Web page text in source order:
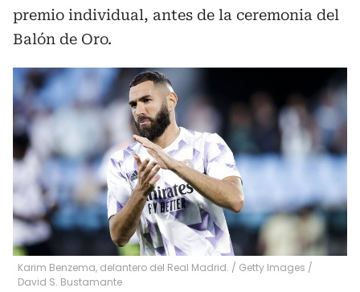
premio individual, antes de la ceremonia del
Balón de Oro.
Karim Benzema, delantero del Real Madrid. / Getty Images /
David S. Bustamante